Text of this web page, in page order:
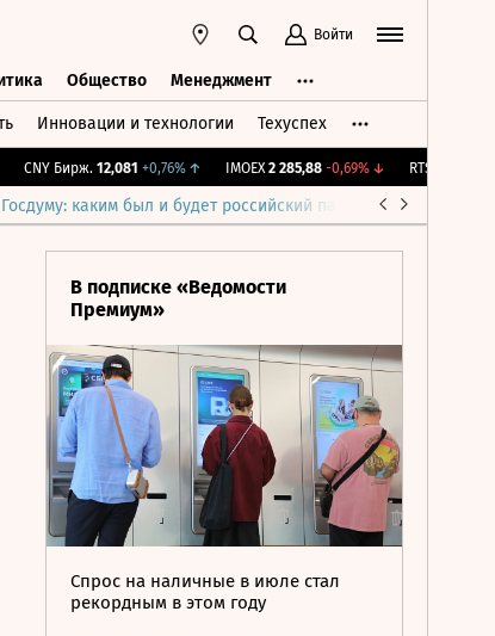
Войти
Общество Менеджмент
Инновации и технологии Техуспех
CNY Бирж. 12,081 +0,76%↑ IMOEX 2 285,88 -0,69%↓ RTSI 884,56
каким был и будет российский парламент
В подписке «Ведомости
Премиум»
Спрос на наличные в июле стал
рекордным в этом году